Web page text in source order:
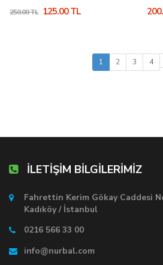
250.00 TL 125.00 TL
1 2 3 4
İLETİŞİM BİLGİLERİMİZ
Fahrettin Kerim Gökay Caddesi
Kadıköy / İstanbul
0216 566 33 00
info@nurbal.com